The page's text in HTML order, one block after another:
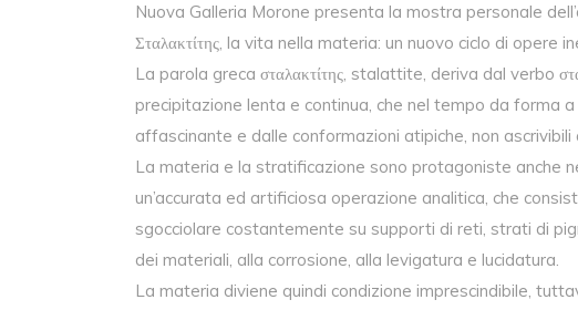
Nuova Galleria Morone presenta la mostra personale
Σταλακτίτης, la vita nella materia: un nuovo ciclo di opere
La parola greca σταλακτίτης, stalattite, deriva dal verbo
precipitazione lenta e continua, che nel tempo da forma
affascinante e dalle conformazioni atipiche, non ascrivibili
La materia e la stratificazione sono protagoniste anche
un’accurata ed artificiosa operazione analitica, che
sgocciolare costantemente su supporti di reti, strati di
dei materiali, alla corrosione, alla levigatura e lucidatura.
La materia diviene quindi condizione imprescindibile,